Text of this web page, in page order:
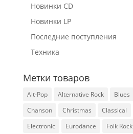
Новинки CD
Новинки LP
Последние поступления
Техника
Метки товаров
Alt-Pop Alternative Rock Blues
Chanson
Christmas Classical
Electronic
Eurodance Folk Rock